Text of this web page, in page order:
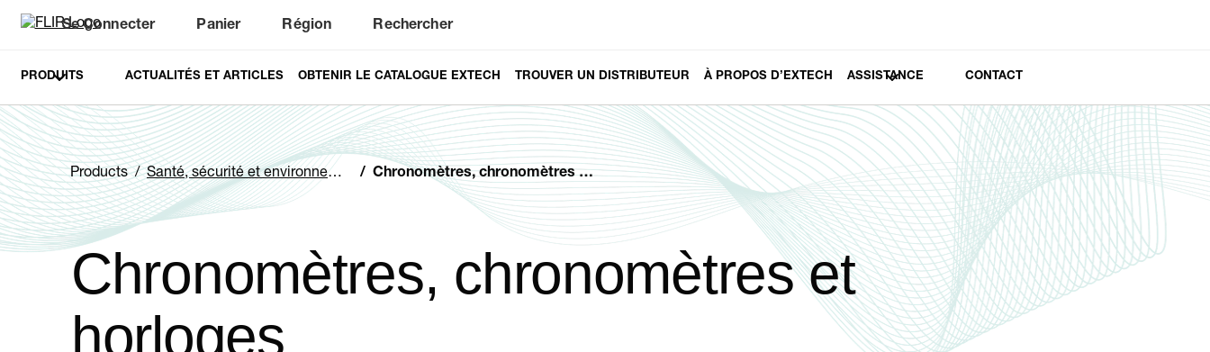
Se Connecter
Unread messages
Panier
Région Rechercher
PRODUITS ACTUALITÉS ET ARTICLES OBTENIR LE CATALOGUE EXTECH TROUVER UN DISTRIBUTEUR À PROPOS D’EXTECH ASSISTANCE CONTACT
Products Santé, sécurité et environnement Chronomètres, chronomètres et horloges
Chronomètres, chronomètres et
horloges